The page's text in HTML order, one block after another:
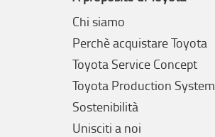
Chi siamo
Perchè acquistare Toyota
Toyota Service Concept
Toyota Production System
Sostenibilità
Unisciti a noi